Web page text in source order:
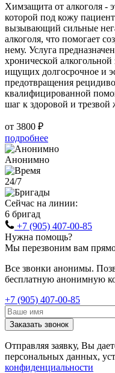
Химзащита от алкоголя -
которой под кожу
вызывающий сильные
алкоголя, что помогает
нему. Услуга
хронической
ищущих долгосрочное и
предотвращения
квалифицированной
шаг к здоровой и
от 3800 ₽
подробнее
Анонимно
24/7
Сейчас на линии:
6 бригад
+7 (905) 407-00-85
Нужна помощь?
Мы перезвоним вам
Все звонки анонимы.
бесплатную анонимную
+7 (905) 407-00-85
Заказать звонок
Отправляя заявку, Вы
персональных данных,
конфиденциальности